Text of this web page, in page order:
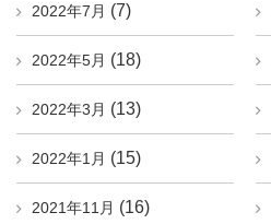
2022年7月 (7)
2022年5月 (18)
2022年3月 (13)
2022年1月 (15)
2021年11月 (16)